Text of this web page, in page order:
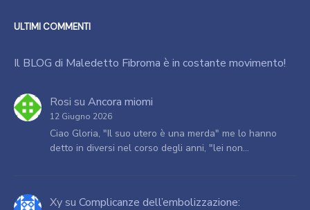
ULTIMI COMMENTI
Il BLOG di Maledetto Fibroma è in costante movimento!
Rosi su Ancora miomi
12 Giugno 2026
Ciao Gloria, "Il suo utero è una merda" me lo hanno
detto in diversi nel corso degli anni, "lei non…
Xysu Complicanze dell’embolizzazione: